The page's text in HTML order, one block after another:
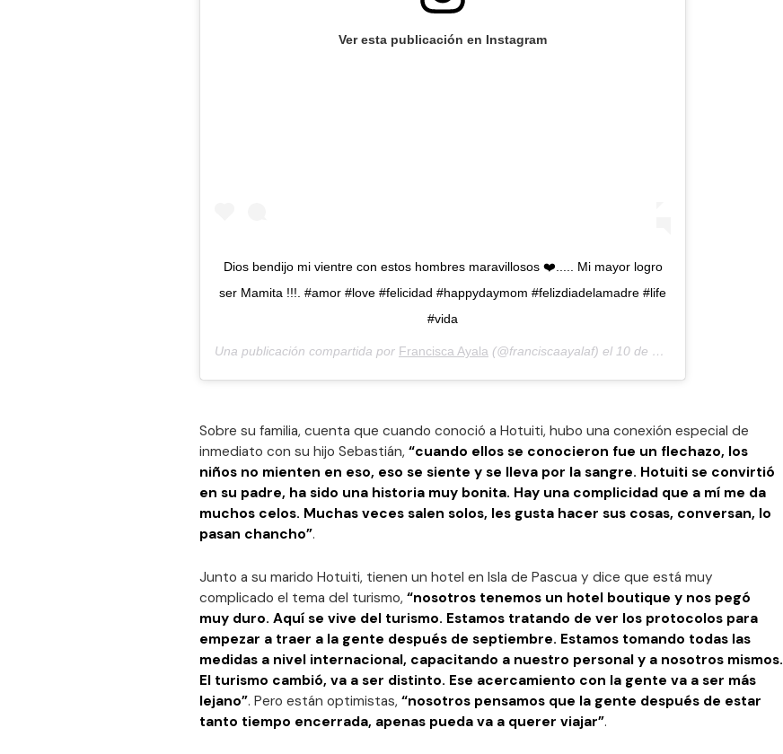
Ver esta publicación en Instagram
Dios bendijo mi vientre con estos hombres maravillosos ❤️..... Mi mayor logro
ser Mamita !!!. #amor #love #felicidad #happydaymom #felizdiadelamadre #life
#vida
Una publicación compartida por Francisca Ayala (@franciscaayalaf) el 10 de May de 2020 a las 4:33 PDT
Sobre su familia, cuenta que cuando conoció a Hotuiti, hubo una conexión especial de
inmediato con su hijo Sebastián, “cuando ellos se conocieron fue un flechazo, los
niños no mienten en eso, eso se siente y se lleva por la sangre. Hotuiti se convirtió
en su padre, ha sido una historia muy bonita. Hay una complicidad que a mí me da
muchos celos. Muchas veces salen solos, les gusta hacer sus cosas, conversan, lo
pasan chancho”.
Junto a su marido Hotuiti, tienen un hotel en Isla de Pascua y dice que está muy
complicado el tema del turismo, “nosotros tenemos un hotel boutique y nos pegó
muy duro. Aquí se vive del turismo. Estamos tratando de ver los protocolos para
empezar a traer a la gente después de septiembre. Estamos tomando todas las
medidas a nivel internacional, capacitando a nuestro personal y a nosotros mismos.
El turismo cambió, va a ser distinto. Ese acercamiento con la gente va a ser más
lejano”. Pero están optimistas, “nosotros pensamos que la gente después de estar
tanto tiempo encerrada, apenas pueda va a querer viajar”.